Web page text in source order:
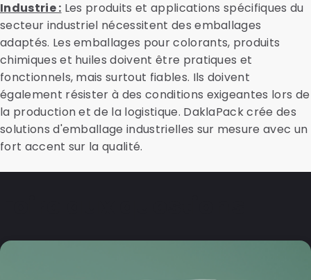
Industrie : Les produits et applications spécifiques du
secteur industriel nécessitent des emballages
adaptés. Les emballages pour colorants, produits
chimiques et huiles doivent être pratiques et
fonctionnels, mais surtout fiables. Ils doivent
également résister à des conditions exigeantes lors de
la production et de la logistique. DaklaPack crée des
solutions d'emballage industrielles sur mesure avec un
fort accent sur la qualité.